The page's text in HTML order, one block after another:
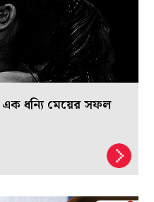
এক ধন্যি মেয়ের সফল